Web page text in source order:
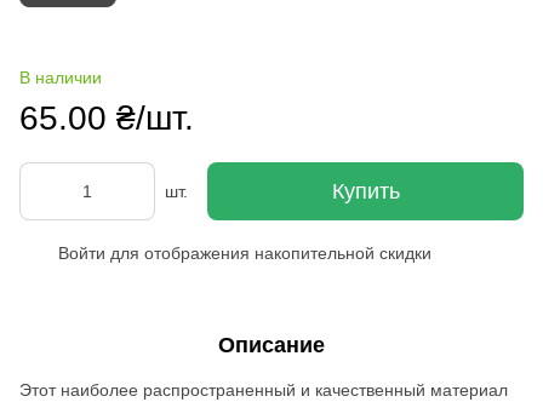
В наличии
65.00 ₴/шт.
шт. Купить
Войти для отображения накопительной скидки
Описание
Этот наиболее распространенный и качественный материал